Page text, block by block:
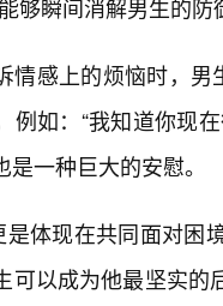
够瞬间消解男生的
情感上的烦恼时，男
例如：“我知道你现
一种巨大的安慰。
是体现在共同面对
可以成为他最坚实